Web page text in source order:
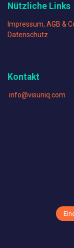
Nützliche Links
Impressum, AGB &
Datenschutz
Kontakt
info@visuniq.com